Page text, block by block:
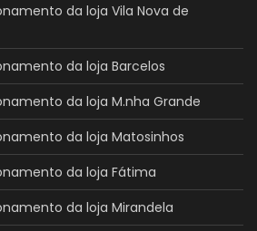
da loja Vila Nova de
da loja Barcelos
da loja M.nha Grande
da loja Matosinhos
da loja Fátima
da loja Mirandela